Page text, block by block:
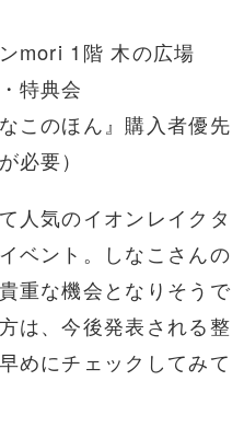
mori 1階 木の広場
特典会
このほん』購入者優先
必要）
人気のイオンレイクタ
ベント。しなこさんの
重な機会となりそうで
は、今後発表される整
めにチェックしてみて